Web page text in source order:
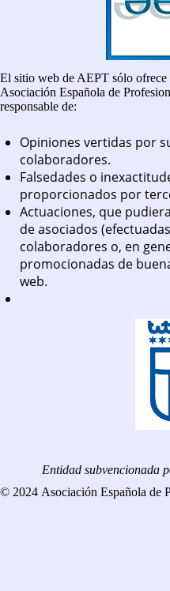
El sitio web de AEPT sólo
Asociación Española de
responsable de:
Opiniones vertidas por
colaboradores.
Falsedades o
proporcionados por
Actuaciones, que
de asociados
colaboradores o, en
promocionadas de
web.
Entidad subvencionada
© 2024 Asociación Española de